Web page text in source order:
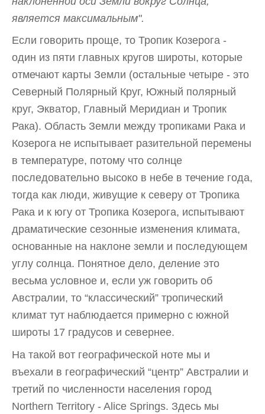
является максимальным".
Если говорить проще, то Тропик Козерога -
один из пяти главных кругов широты, которые
отмечают карты Земли (остальные четыре - это
Северный Полярный Круг, Южный полярный
круг, Экватор, Главный Меридиан и Тропик
Рака). Область Земли между тропиками Рака и
Козерога не испытывает разительной перемены
в температуре, потому что солнце
последовательно высоко в небе в течение года,
тогда как люди, живущие к северу от Тропика
Рака и к югу от Тропика Козерога, испытывают
драматические сезонные изменения климата,
основанные на наклоне земли и последующем
углу солнца. Понятное дело, деление это
весьма условное и, если уж говорить об
Австралии, то “классический” тропический
климат тут наблюдается примерно с южной
широты 17 градусов и севернее.
На такой вот географической ноте мы и
въехали в географический “центр” Австралии и
третий по численности населения город
Northern Territory - Alice Springs. Здесь мы